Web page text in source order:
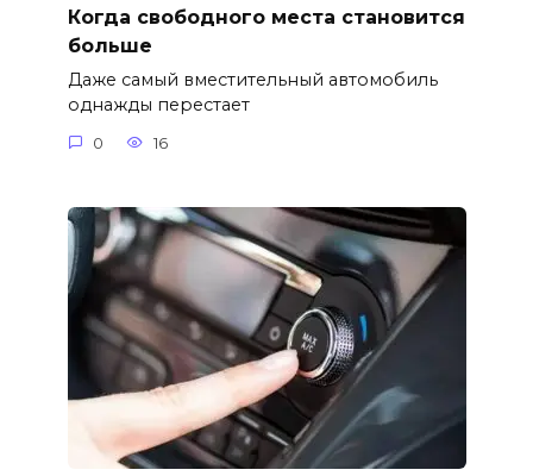
Когда свободного места становится
больше
Даже самый вместительный автомобиль
однажды перестает
0 16